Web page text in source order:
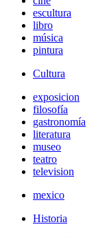
escultura
libro
música
pintura
Cultura
exposicion
filosofía
gastronomía
literatura
museo
teatro
television
mexico
Historia